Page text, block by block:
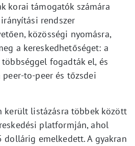
korai támogatók számára
rendszer
közösségi nyomásra,
a kereskedhetőséget: a
fogadták el, és
to-peer és tőzsdei
került listázásra többek között
platformján, ahol
dollárig emelkedett. A gyakran